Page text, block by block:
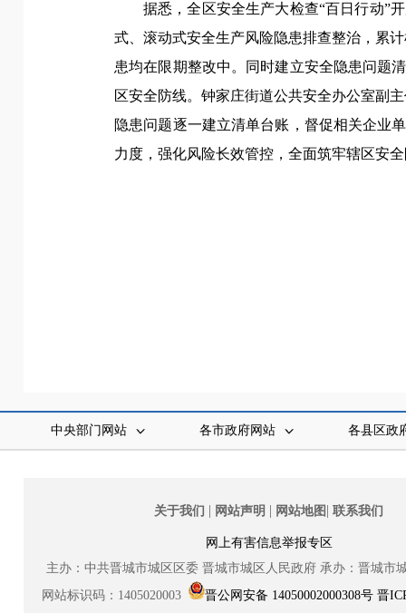
据悉，全区安全生产大检查“百日行动”
式、滚动式安全生产风险隐患排查整治，累
患均在限期整改中。同时建立安全隐患问题
区安全防线。钟家庄街道公共安全办公室副
隐患问题逐一建立清单台账，督促相关企业
力度，强化风险长效管控，全面筑牢辖区安
中央部门网站 各市政府网站 各县区政
关于我们 | 网站声明 | 网站地图 | 联系我们
网上有害信息举报专区
主办：中共晋城市城区区委 晋城市城区人民政府 承办：晋城市
网站标识码：1405020003
晋公网安备 14050002000308号 晋